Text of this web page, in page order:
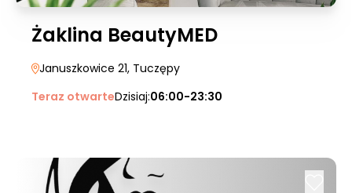
Żaklina BeautyMED
Januszkowice 21, Tuczępy
Teraz otwarteDzisiaj:06:00-23:30